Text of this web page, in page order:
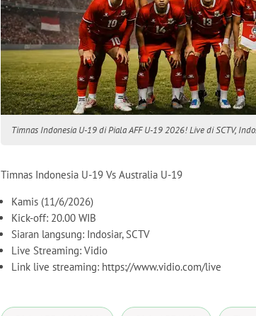
Timnas Indonesia U-19 di Piala AFF U-19 2026! Live di SCTV,
Timnas Indonesia U-19 Vs Australia U-19
Kamis (11/6/2026)
Kick-off: 20.00 WIB
Siaran langsung: Indosiar, SCTV
Live Streaming: Vidio
Link live streaming: https://www.vidio.com/live